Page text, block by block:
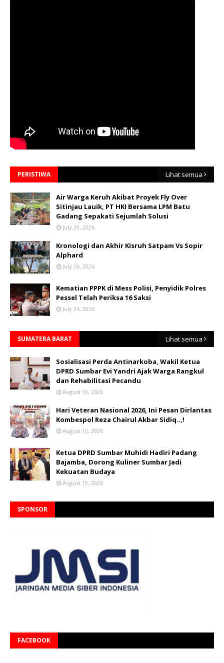
PERISTIWA Lihat semua
Air Warga Keruh Akibat Proyek Fly Over
Sitinjau Lauik, PT HKI Bersama LPM Batu
Gadang Sepakati Sejumlah Solusi
July 29, 2026
Kronologi dan Akhir Kisruh Satpam Vs Sopir
Alphard
July 26, 2026
Kematian PPPK di Mess Polisi, Penyidik Polres
Pessel Telah Periksa 16 Saksi
July 24, 2026
SUMATERA BARAT Lihat semua
Sosialisasi Perda Antinarkoba, Wakil Ketua
DPRD Sumbar Evi Yandri Ajak Warga Rangkul
dan Rehabilitasi Pecandu
August 10, 2026
Hari Veteran Nasional 2026, Ini Pesan Dirlantas
Kombespol Reza Chairul Akbar Sidiq..,!
August 10, 2026
Ketua DPRD Sumbar Muhidi Hadiri Padang
Bajamba, Dorong Kuliner Sumbar Jadi
Kekuatan Budaya
August 10, 2026
SPONSOR
FACEBOOK